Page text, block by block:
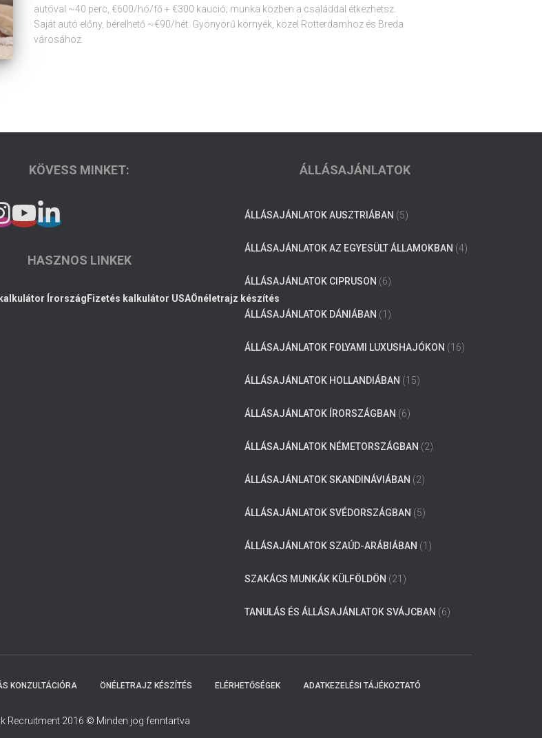
autóval ~40 perc, €600/hó/fő + €300 kaució; munka közben a családdal étkezhetsz.
Saját autó előny, bérelhető ~€90/hét. Gyönyörű környék, közel Rotterdamhoz és Breda
városához.
KÖVESS MINKET:
HASZNOS LINKEK
Írország Fizetés kalkulátor USAÖnéletrajz készítés
ÁLLÁSAJÁNLATOK
ÁLLÁSAJÁNLATOK AUSZTRIÁBAN (5)
ÁLLÁSAJÁNLATOK AZ EGYESÜLT ÁLLAMOKBAN (4)
ÁLLÁSAJÁNLATOK CIPRUSON (6)
ÁLLÁSAJÁNLATOK DÁNIÁBAN (1)
ÁLLÁSAJÁNLATOK FOLYAMI LUXUSHAJÓKON (16)
ÁLLÁSAJÁNLATOK HOLLANDIÁBAN (15)
ÁLLÁSAJÁNLATOK ÍRORSZÁGBAN (6)
ÁLLÁSAJÁNLATOK NÉMETORSZÁGBAN (2)
ÁLLÁSAJÁNLATOK SKANDINÁVIÁBAN (2)
ÁLLÁSAJÁNLATOK SVÉDORSZÁGBAN (5)
ÁLLÁSAJÁNLATOK SZAÚD-ARÁBIÁBAN (1)
SZAKÁCS MUNKÁK KÜLFÖLDÖN (21)
TANULÁS ÉS ÁLLÁSAJÁNLATOK SVÁJCBAN (6)
KONZULTÁCIÓRA ÖNÉLETRAJZ KÉSZÍTÉS ELÉRHETŐSÉGEK ADATKEZELÉSI TÁJÉKOZTATÓ
Recruitment 2016 © Minden jog fenntartva